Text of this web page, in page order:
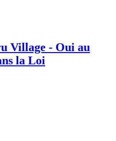
Village - Oui au
la Loi